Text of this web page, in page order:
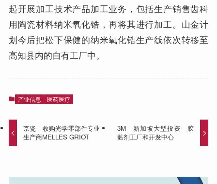
起开展加工技术产品加工业务，包括生产销售齿科
用陶瓷材料纳米氧化锆，再将其进行加工。山金计
划今后把松下保健的纳米氧化锆生产线依次转移至
高知县内的自有工厂中。
产业信息 医药医疗
京瓷 收购光学零部件专业
生产商MELLES GRIOT
3M 新加坡大型投资 胶
黏剂工厂和开发中心